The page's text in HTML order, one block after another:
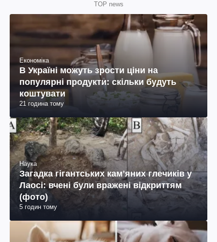
TOP news
Економіка
В Україні можуть зрости ціни на
популярні продукти: скільки будуть
коштувати
21 година тому
Наука
Загадка гігантських камʼяних глечиків у
Лаосі: вчені були вражені відкриттям
(фото)
5 годин тому